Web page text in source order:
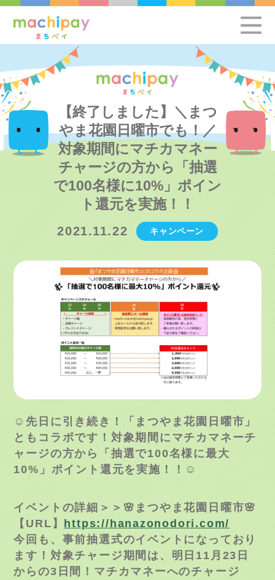
【終了しました】＼まつ
やま花園日曜市でも！／
対象期間にマチカマネー
チャージの方から「抽選
で100名様に10%」ポイン
ト還元を実施！！
2021.11.22 キャンペーン
☺先日に引き続き！「まつやま花園日曜市」
ともコラボです！対象期間にマチカマネーチ
ャージの方から「抽選で100名様に最大
10%」ポイント還元を実施！！☺
イベントの詳細＞＞🌸まつやま花園日曜市🌸
【URL】https://hanazonodori.com/
今回も、事前抽選式のイベントになっており
ます！対象チャージ期間は、明日11月23日
からの3日間！マチカマネーへのチャージ